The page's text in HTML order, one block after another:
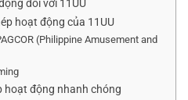
đối với 11UU
hoạt động của 11UU
(Philippine Amusement and
hoạt động nhanh chóng